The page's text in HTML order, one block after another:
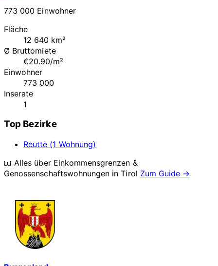
773 000 Einwohner
Fläche
12 640 km²
Ø Bruttomiete
€20.90/m²
Einwohner
773 000
Inserate
1
Top Bezirke
Reutte (1 Wohnung)
📖 Alles über Einkommensgrenzen &
Genossenschaftswohnungen inTirol Zum Guide →